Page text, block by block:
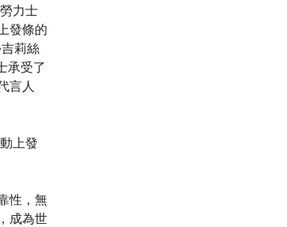
力士
發條的
莉絲
承受了
言人
上發
性，無
成為世